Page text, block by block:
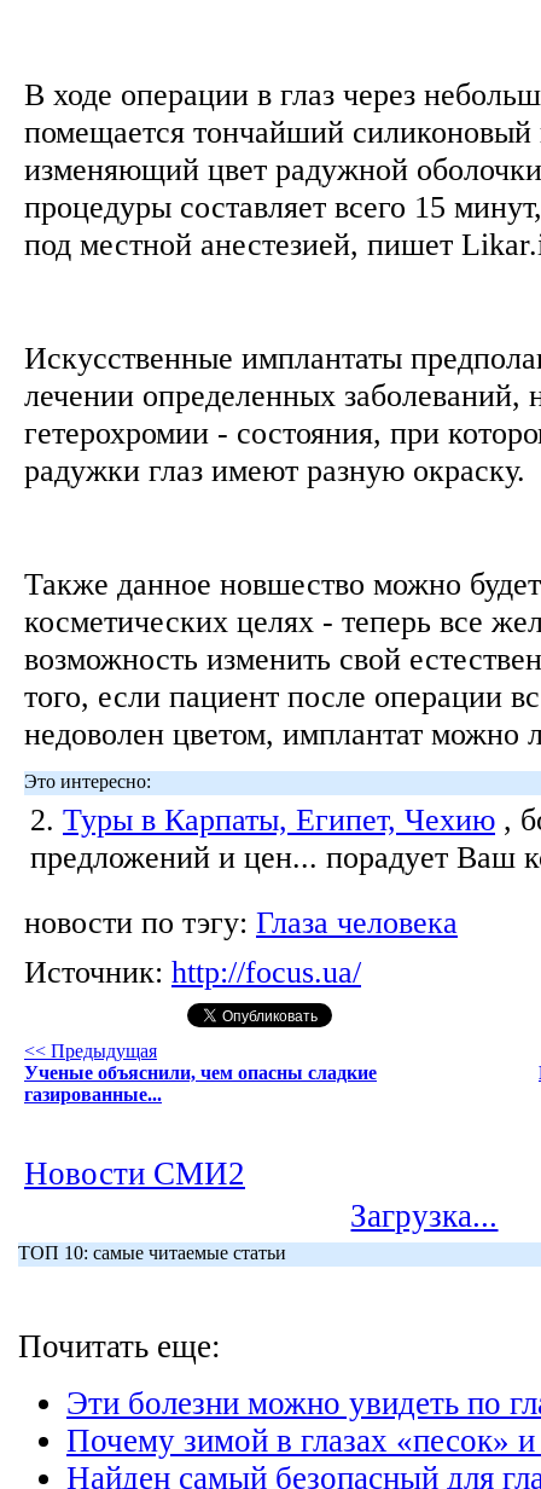
В ходе операции в глаз через
помещается тончайший силиконовый
изменяющий цвет радужной
процедуры составляет всего 15
под местной анестезией, пишет
Искусственные имплантаты
лечении определенных заболеваний,
гетерохромии - состояния, при
радужки глаз имеют разную окраску.
Также данное новшество можно будет
косметических целях - теперь все
возможность изменить свой
того, если пациент после операции
недоволен цветом, имплантат можно
Это интересно:
2. Туры в Карпаты, Египет, Чехию ,
предложений и цен... порадует Ваш
новости по тэгу: Глаза человека
Источник: http://focus.ua/
<< Предыдущая
Ученые объяснили, чем опасны сладкие
газированные...
Новости СМИ2
Загрузка...
ТОП 10: самые читаемые статьи
Почитать еще:
Эти болезни можно увидеть по
Почему зимой в глазах «песок» и
Найден самый безопасный для